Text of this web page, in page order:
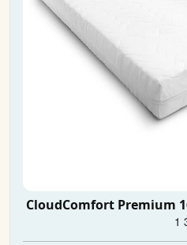
CloudComfort Premium